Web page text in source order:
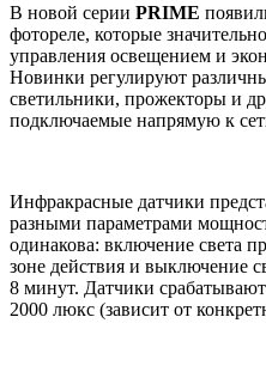
В новой серии PRIME
фотореле, которые
управления освещением и
Новинки регулируют
светильники, прожекторы и
подключаемые напрямую к
Инфракрасные датчики
разными параметрами
одинакова: включение света
зоне действия и выключение
8 минут. Датчики
2000 люкс (зависит от